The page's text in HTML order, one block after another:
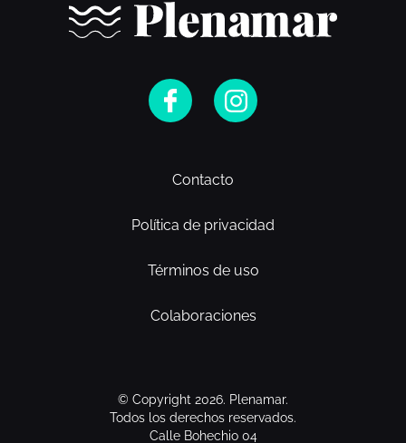
Contacto
Política de privacidad
Términos de uso
Colaboraciones
© Copyright 2026. Plenamar.
Todos los derechos reservados.
Calle Bohechio 04